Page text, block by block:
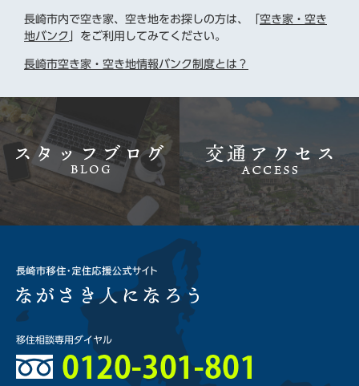
長崎市内で空き家、空き地をお探しの方は、「 空き家・空き
地バンク
」をご利用してみてください。
長崎市空き家・空き地情報バンク制度とは？
移住相談専用ダイヤル